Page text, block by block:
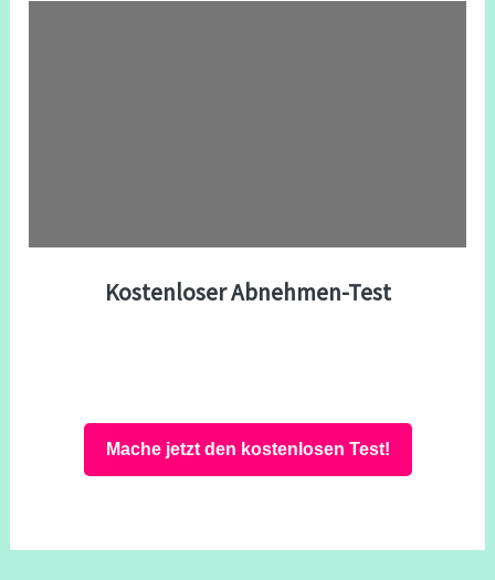
Kostenloser Abnehmen-Test
Mache jetzt den kostenlosen Test!